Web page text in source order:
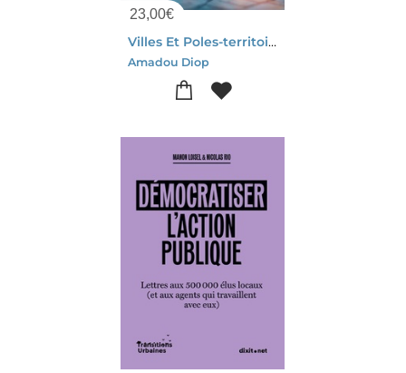
23,00€
Villes Et Poles-territoires : Construire La Coherence Spatiale Du Senegal
Amadou Diop